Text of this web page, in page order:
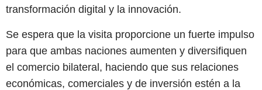
transformación digital y la innovación.
Se espera que la visita proporcione un fuerte impulso
para que ambas naciones aumenten y diversifiquen
el comercio bilateral, haciendo que sus relaciones
económicas, comerciales y de inversión estén a la